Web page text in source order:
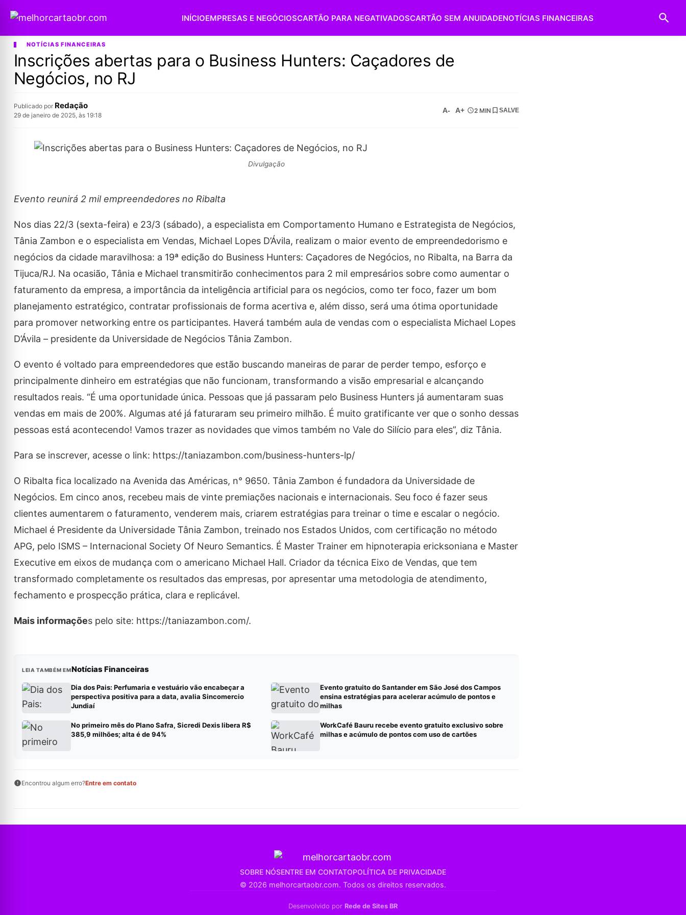
INÍCIOEMPRESAS E NEGÓCIOSCARTÃO PARA NEGATIVADOSCARTÃO SEM ANUIDADENOTÍCIAS FINANCEIRAS
NOTÍCIAS FINANCEIRAS
Inscrições abertas para o Business Hunters: Caçadores de
Negócios, no RJ
Publicado por Redação
29 de janeiro de 2025, às 19:18
A- A+ 2 MIN SALVE
Divulgação
Evento reunirá 2 mil empreendedores no Ribalta
Nos dias 22/3 (sexta-feira) e 23/3 (sábado), a especialista em Comportamento Humano e Estrategista de Negócios,
Tânia Zambon e o especialista em Vendas, Michael Lopes D’Ávila, realizam o maior evento de empreendedorismo e
negócios da cidade maravilhosa: a 19ª edição do Business Hunters: Caçadores de Negócios, no Ribalta, na Barra da
Tijuca/RJ. Na ocasião, Tânia e Michael transmitirão conhecimentos para 2 mil empresários sobre como aumentar o
faturamento da empresa, a importância da inteligência artificial para os negócios, como ter foco, fazer um bom
planejamento estratégico, contratar profissionais de forma acertiva e, além disso, será uma ótima oportunidade
para promover networking entre os participantes. Haverá também aula de vendas com o especialista Michael Lopes
D’Ávila – presidente da Universidade de Negócios Tânia Zambon.
O evento é voltado para empreendedores que estão buscando maneiras de parar de perder tempo, esforço e
principalmente dinheiro em estratégias que não funcionam, transformando a visão empresarial e alcançando
resultados reais. “É uma oportunidade única. Pessoas que já passaram pelo Business Hunters já aumentaram suas
vendas em mais de 200%. Algumas até já faturaram seu primeiro milhão. É muito gratificante ver que o sonho dessas
pessoas está acontecendo! Vamos trazer as novidades que vimos também no Vale do Silício para eles”, diz Tânia.
Para se inscrever, acesse o link: https://taniazambon.com/business-hunters-lp/
O Ribalta fica localizado na Avenida das Américas, n° 9650. Tânia Zambon é fundadora da Universidade de
Negócios. Em cinco anos, recebeu mais de vinte premiações nacionais e internacionais. Seu foco é fazer seus
clientes aumentarem o faturamento, venderem mais, criarem estratégias para treinar o time e escalar o negócio.
Michael é Presidente da Universidade Tânia Zambon, treinado nos Estados Unidos, com certificação no método
APG, pelo ISMS – Internacional Society Of Neuro Semantics. É Master Trainer em hipnoterapia ericksoniana e Master
Executive em eixos de mudança com o americano Michael Hall. Criador da técnica Eixo de Vendas, que tem
transformado completamente os resultados das empresas, por apresentar uma metodologia de atendimento,
fechamento e prospecção prática, clara e replicável.
Mais informações pelo site: https://taniazambon.com/.
LEIA TAMBÉM EMNotícias Financeiras
Dia dos Pais: Perfumaria e vestuário vão encabeçar a
perspectiva positiva para a data, avalia Sincomercio
Jundiaí
Evento gratuito do Santander em São José dos Campos
ensina estratégias para acelerar acúmulo de pontos e
milhas
No primeiro mês do Plano Safra, Sicredi Dexis libera R$
385,9 milhões; alta é de 94%
WorkCafé Bauru recebe evento gratuito exclusivo sobre
milhas e acúmulo de pontos com uso de cartões
Encontrou algum erro?Entre em contato
SOBRE NÓSENTRE EM CONTATOPOLÍTICA DE PRIVACIDADE
© 2026 melhorcartaobr.com. Todos os direitos reservados.
Desenvolvido por Rede de Sites BR